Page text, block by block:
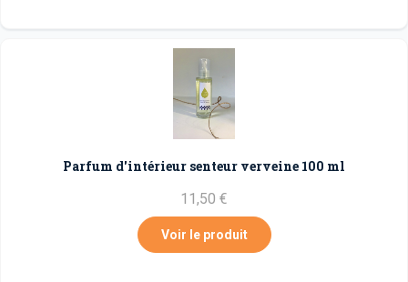
Parfum d'intérieur senteur verveine 100 ml
11,50 €
Voir le produit